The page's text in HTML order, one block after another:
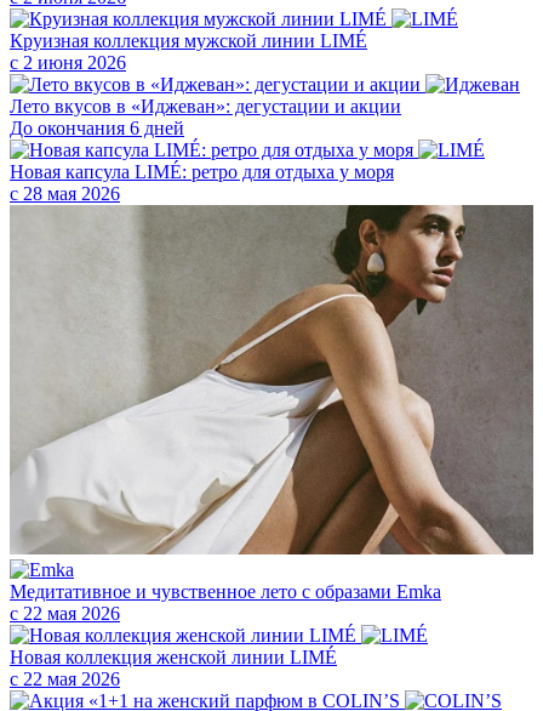
Круизная коллекция мужской линии LIMÉ
с 2 июня 2026
Лето вкусов в «Иджеван»: дегустации и акции
До окончания 6 дней
Новая капсула LIMÉ: ретро для отдыха у моря
с 28 мая 2026
Медитативное и чувственное лето с образами Emka
с 22 мая 2026
Новая коллекция женской линии LIMÉ
с 22 мая 2026